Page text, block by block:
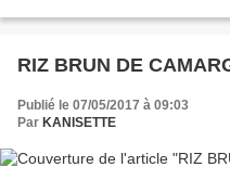
RIZ BRUN DE
Publié le 07/05/2017 à 09:03
Par KANISETTE